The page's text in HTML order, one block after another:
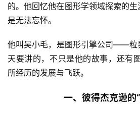
的。他回忆他在图形学领域探索的
是无法忘怀。
他叫吴小毛，是图形引擎公司——粒
天要讲的，不只是他的故事，还有
所经历的发展与飞跃。
一、彼得杰克逊的